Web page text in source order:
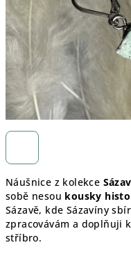
Náušnice z kolekce
sobě nesou kousky
Sázavě, kde Sázavíny
zpracovávám a doplňuji
stříbro.